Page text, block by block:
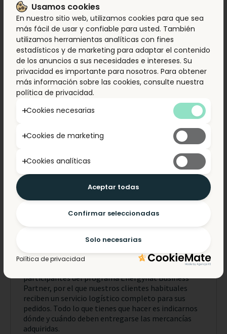
Logística PLUS
participantes del programa Energynat Business
Partner, por el que nuestros clientes habituales
reciben un servicio logístico completo para sus
pedidos. Todo lo que tienes que hacer es indicarnos
dónde y cuándo deben entregarse las mercancías
adquiridas.
Usamos cookies
En nuestro sitio web, utilizamos cookies para que sea
más fácil de usar y confiable para usted. También
utilizamos herramientas analíticas con fines
estadísticos y de marketing para adaptar el contenido
de los anuncios a sus necesidades e intereses. Su
privacidad es importante para nosotros. Para obtener
más información sobre las cookies, consulte nuestra
política de privacidad.
Cookies necesarias
Cookies de marketing
Cookies analíticas
Solo necesarias
Confirmar seleccionadas
Aceptar todas
Política de privacidad